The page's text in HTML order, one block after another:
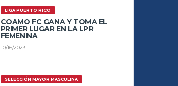
LIGA PUERTO RICO
COAMO FC GANA Y TOMA EL
PRIMER LUGAR EN LA LPR
FEMENINA
10/16/2023
SELECCIÓN MAYOR MASCULINA